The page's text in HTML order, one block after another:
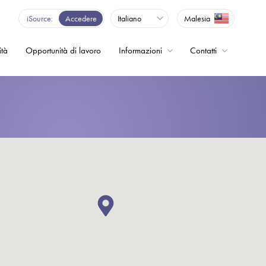
iSource Accedere Italiano Malesia
Opportunità di lavoro Informazioni Contatti